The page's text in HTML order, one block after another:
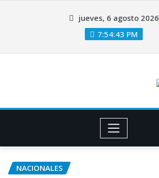
jueves, 6 agosto 2026
7:54:44 PM
NACIONALES